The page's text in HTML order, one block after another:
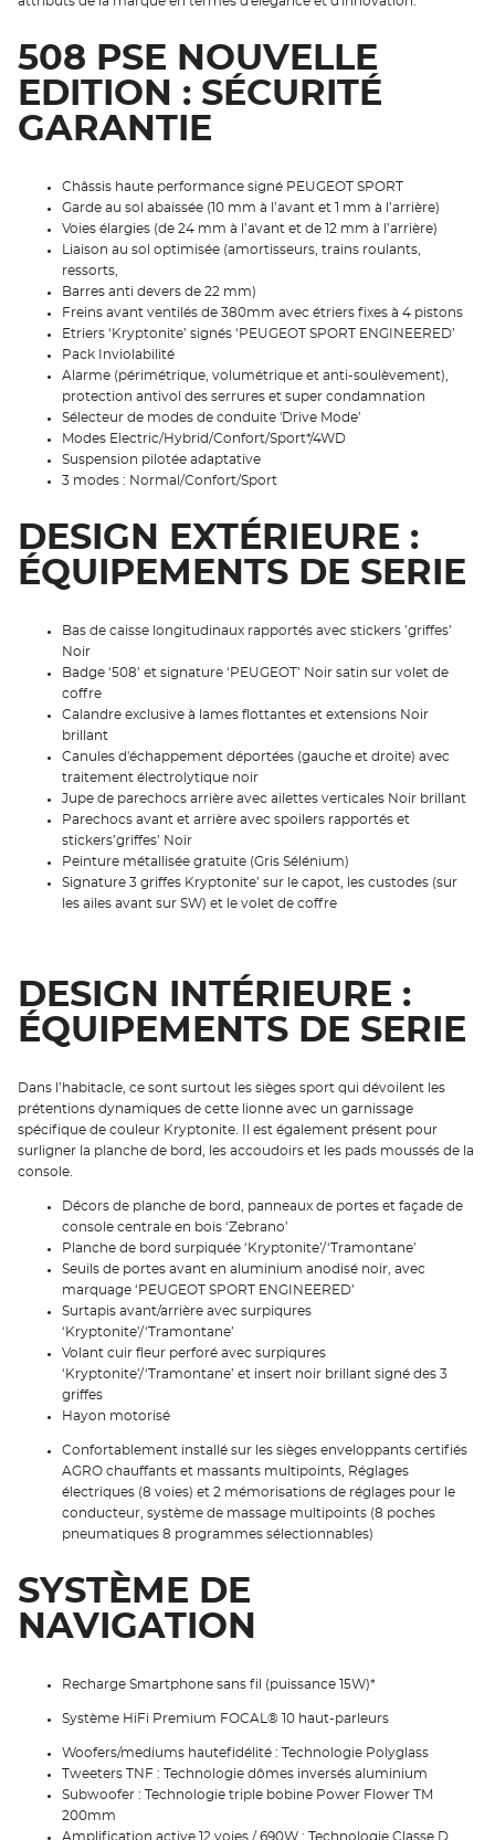
508 PSE NOUVELLE
EDITION : SÉCURITÉ
GARANTIE
Châssis haute performance signé PEUGEOT SPORT
Garde au sol abaissée (10 mm à l’avant et 1 mm à l’arrière)
Voies élargies (de 24 mm à l’avant et de 12 mm à l’arrière)
Liaison au sol optimisée (amortisseurs, trains roulants,
ressorts,
Barres anti devers de 22 mm)
Freins avant ventilés de 380mm avec étriers fixes à 4 pistons
Etriers ‘Kryptonite’ signés ‘PEUGEOT SPORT ENGINEERED’
Pack Inviolabilité
Alarme (périmétrique, volumétrique et anti-soulèvement),
protection antivol des serrures et super condamnation
Sélecteur de modes de conduite 'Drive Mode’
Modes Electric/Hybrid/Confort/Sport*/4WD
Suspension pilotée adaptative
3 modes : Normal/Confort/Sport
DESIGN EXTÉRIEURE :
ÉQUIPEMENTS DE SERIE
Bas de caisse longitudinaux rapportés avec stickers ’griffes’
Noir
Badge ‘508’ et signature ‘PEUGEOT’ Noir satin sur volet de
coffre
Calandre exclusive à lames flottantes et extensions Noir
brillant
Canules d'échappement déportées (gauche et droite) avec
traitement électrolytique noir
Jupe de parechocs arrière avec ailettes verticales Noir brillant
Parechocs avant et arrière avec spoilers rapportés et
stickers’griffes’ Noir
Peinture métallisée gratuite (Gris Sélénium)
Signature 3 griffes Kryptonite’ sur le capot, les custodes (sur
les ailes avant sur SW) et le volet de coffre
DESIGN INTÉRIEURE :
ÉQUIPEMENTS DE SERIE
Dans l’habitacle, ce sont surtout les sièges sport qui dévoilent les
prétentions dynamiques de cette lionne avec un garnissage
spécifique de couleur Kryptonite. Il est également présent pour
surligner la planche de bord, les accoudoirs et les pads moussés de la
console.
Décors de planche de bord, panneaux de portes et façade de
console centrale en bois ‘Zebrano’
Planche de bord surpiquée ‘Kryptonite’/‘Tramontane’
Seuils de portes avant en aluminium anodisé noir, avec
marquage ‘PEUGEOT SPORT ENGINEERED’
Surtapis avant/arrière avec surpiqures
‘Kryptonite’/‘Tramontane’
Volant cuir fleur perforé avec surpiqures
‘Kryptonite’/‘Tramontane’ et insert noir brillant signé des 3
griffes
Hayon motorisé
Confortablement installé sur les sièges enveloppants certifiés
AGRO chauffants et massants multipoints, Réglages
électriques (8 voies) et 2 mémorisations de réglages pour le
conducteur, système de massage multipoints (8 poches
pneumatiques 8 programmes sélectionnables)
SYSTÈME DE
NAVIGATION
Recharge Smartphone sans fil (puissance 15W)*
Système HiFi Premium FOCAL® 10 haut-parleurs
Woofers/mediums hautefidélité : Technologie Polyglass
Tweeters TNF : Technologie dômes inversés aluminium
Subwoofer : Technologie triple bobine Power Flower TM
200mm
Amplification active 12 voies / 690W : Technologie Classe D